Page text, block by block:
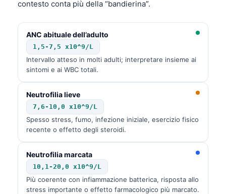
contesto conta più della “bandierina”.
ANC abituale dell’adulto
1,5-7,5 x10^9/L
Intervallo atteso in molti adulti; interpretare insieme ai
sintomi e ai WBC totali.
Neutrofilia lieve
7,6-10,0 x10^9/L
Spesso stress, fumo, infezione iniziale, esercizio fisico
recente o effetto degli steroidi.
Neutrofilia marcata
10,1-20,0 x10^9/L
Più coerente con infiammazione batterica, risposta allo
stress importante o effetto farmacologico più marcato.